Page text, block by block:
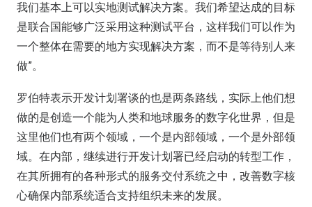
我们基本上可以实地测试解决方案。我们希望达成的目标
是联合国能够广泛采用这种测试平台，这样我们可以作为
一个整体在需要的地方实现解决方案，而不是等待别人来
做”。
罗伯特表示开发计划署谈的也是两条路线，实际上他们想
做的是创造一个能为人类和地球服务的数字化世界，但是
这里他们也有两个领域，一个是内部领域，一个是外部领
域。在内部，继续进行开发计划署已经启动的转型工作，
在其所拥有的各种形式的服务交付系统之中，改善数字核
心确保内部系统适合支持组织未来的发展。